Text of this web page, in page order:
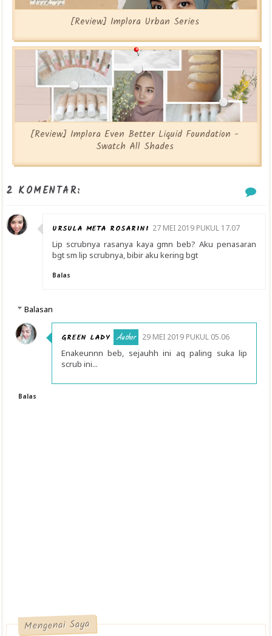
[Review] Implora Urban Series
[Review] Implora Even Better Liquid Foundation -
Swatch All Shades
2 KOMENTAR:
URSULA META ROSARINI 27 MEI 2019 PUKUL 17.07
Lip scrubnya rasanya kaya gmn beb? Aku penasaran
bgt sm lip scrubnya, bibir aku kering bgt
Balas
Balasan
GREEN LADY 29 MEI 2019 PUKUL 05.06
Enakeunnn beb, sejauhh ini aq paling suka lip
scrub ini...
Balas
Mengenai Saya